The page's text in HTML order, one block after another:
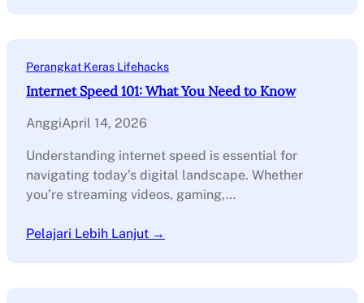
Perangkat Keras Lifehacks
Internet Speed 101: What You Need to Know
AnggiApril 14, 2026
Understanding internet speed is essential for
navigating today’s digital landscape. Whether
you’re streaming videos, gaming,…
Pelajari Lebih Lanjut →